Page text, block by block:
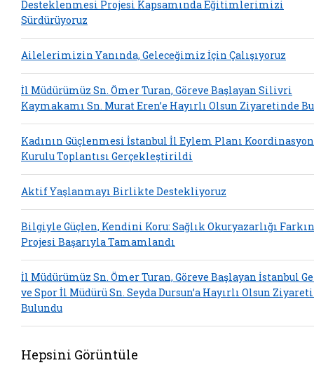
Desteklenmesi Projesi Kapsamında Eğitimlerimizi
Sürdürüyoruz
Ailelerimizin Yanında, Geleceğimiz İçin Çalışıyoruz
İl Müdürümüz Sn. Ömer Turan, Göreve Başlayan Silivri
Kaymakamı Sn. Murat Eren’e Hayırlı Olsun Ziyaretinde
Kadının Güçlenmesi İstanbul İl Eylem Planı Koordinasyon
Kurulu Toplantısı Gerçekleştirildi
Aktif Yaşlanmayı Birlikte Destekliyoruz
Bilgiyle Güçlen, Kendini Koru: Sağlık Okuryazarlığı
Projesi Başarıyla Tamamlandı
İl Müdürümüz Sn. Ömer Turan, Göreve Başlayan İstanbul
ve Spor İl Müdürü Sn. Seyda Dursun’a Hayırlı Olsun
Bulundu
Hepsini Görüntüle